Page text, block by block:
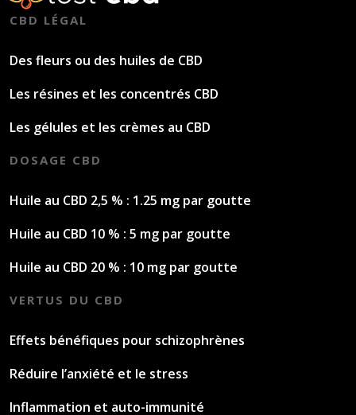
CBD LÉGAL
Des fleurs ou des huiles de CBD
Les résines et les concentrés CBD
Les gélules et les crèmes au CBD
DOSAGE CBD
Huile au CBD 2,5 % : 1.25 mg par goutte
Huile au CBD 10 % : 5 mg par goutte
Huile au CBD 20 % : 10 mg par goutte
VERTUS DU CBD
Effets bénéfiques pour schizophrènes
Réduire l’anxiété et le stress
Inflammation et auto-immunité